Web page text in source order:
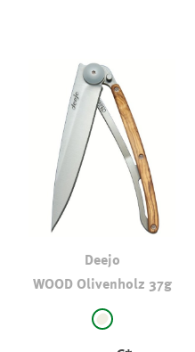
Deejo
WOOD Olivenholz 37g
auswählen
natur